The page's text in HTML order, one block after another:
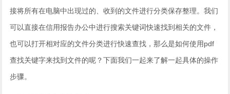
接将所有在电脑中出现过的、收到的文件进行分类保存整理。我们
可以直接在信用报告办公中进行搜索关键词快速找到相关的文件，
也可以打开相对应的文件分类进行快速查找，那么是如何使用pdf
查找关键字来找到文件的呢？下面我们一起来了解一起具体的操作
步骤。